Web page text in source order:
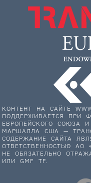
КОНТЕНТ НА САЙТЕ
ПОДДЕРЖИВАЕТСЯ ПРИ
ЕВРОПЕЙСКОГО СОЮЗА
МАРШАЛЛА США —
СОДЕРЖАНИЕ САЙТА
ОТВЕТСТВЕННОСТЬЮ АО
НЕ ОБЯЗАТЕЛЬНО
ИЛИ GMF TF.